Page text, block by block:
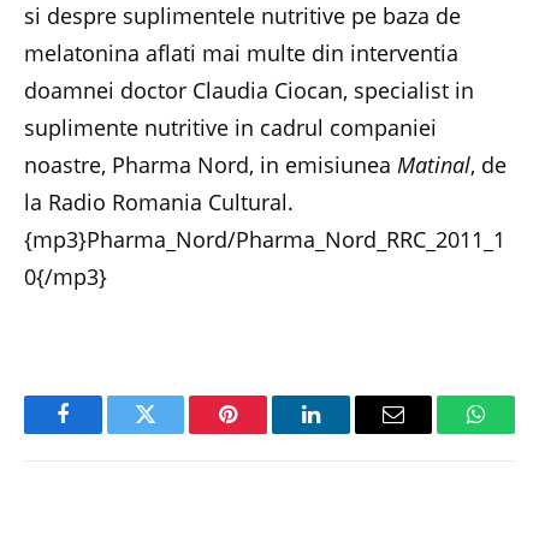
si despre suplimentele nutritive pe baza de
melatonina aflati mai multe din interventia
doamnei doctor Claudia Ciocan, specialist in
suplimente nutritive in cadrul companiei
noastre, Pharma Nord, in emisiunea Matinal, de
la Radio Romania Cultural.
{mp3}Pharma_Nord/Pharma_Nord_RRC_2011_1
0{/mp3}
FacebookTwitter Pinterest LinkedInEmail